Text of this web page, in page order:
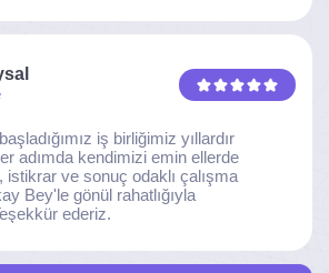
iş birliğimiz yıllardır
adımda kendimizi emin ellerde
ve sonuç odaklı çalışma
Bey'le gönül rahatlığıyla
ederiz.